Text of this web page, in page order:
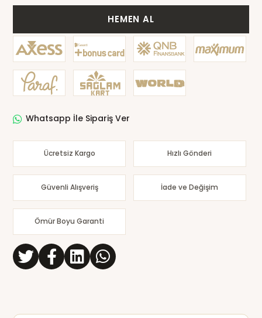
HEMEN AL
Whatsapp İle Sipariş Ver
Ücretsiz Kargo Hızlı Gönderi
Güvenli Alışveriş İade ve Değişim
Ömür Boyu Garanti